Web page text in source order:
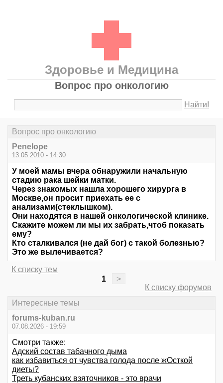
Здоровье и Медицина
Вопрос про онкологию
Найти!
Вопрос про онкологию
Penelope
13.05.2010 - 14:30
У моей мамы вчера обнаружили начальную
стадию рака шейки матки.
Через знакомых нашла хорошего хирурга в
Москве,он просит приехать ее с
анализами(стеклышком).
Они находятся в нашей онкологической клинике.
Скажите можем ли мы их забрать,чтоб показать
ему?
Кто сталкивался (не дай бог) с такой болезнью?
Это же вылечивается?
К списку тем
1
>
К списку форумов
Интересные темы
forums-kuban.ru
07.08.2026 - 19:59
Смотри также:
Адский состав табачного дыма
как избавиться от чувства голода после жОсткой
диеты?
Треть кубанских взяточников - это врачи